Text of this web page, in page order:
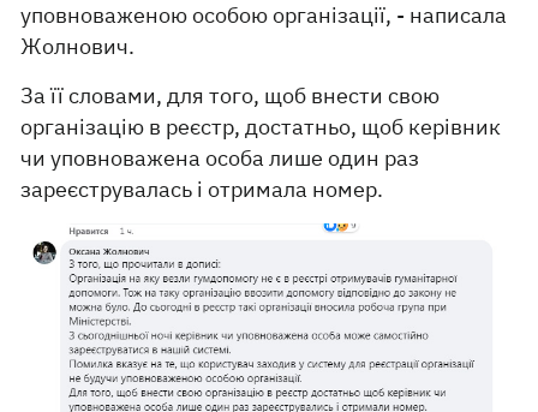
уповноваженою особою організації, - написала
Жолнович.
За її словами, для того, щоб внести свою
організацію в реєстр, достатньо, щоб керівник
чи уповноважена особа лише один раз
зареєструвалась і отримала номер.